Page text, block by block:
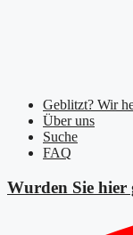
Geblitzt? Wir
Über uns
Suche
FAQ
Wurden Sie